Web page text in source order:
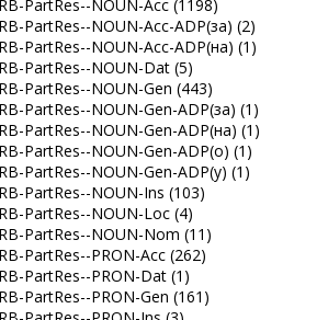
PartRes--NOUN-Acc (1198)
PartRes--NOUN-Acc-ADP(за) (2)
PartRes--NOUN-Acc-ADP(на) (1)
PartRes--NOUN-Dat (5)
PartRes--NOUN-Gen (443)
PartRes--NOUN-Gen-ADP(за) (1)
PartRes--NOUN-Gen-ADP(на) (1)
PartRes--NOUN-Gen-ADP(о) (1)
PartRes--NOUN-Gen-ADP(у) (1)
PartRes--NOUN-Ins (103)
PartRes--NOUN-Loc (4)
PartRes--NOUN-Nom (11)
PartRes--PRON-Acc (262)
PartRes--PRON-Dat (1)
PartRes--PRON-Gen (161)